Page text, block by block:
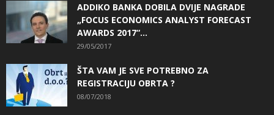
ADDIKO BANKA DOBILA DVIJE NAGRADE
„FOCUS ECONOMICS ANALYST FORECAST
AWARDS 2017“...
29/05/2017
ŠTA VAM JE SVE POTREBNO ZA
REGISTRACIJU OBRTA ?
08/07/2018